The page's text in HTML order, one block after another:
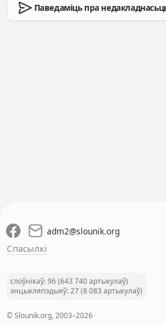
Паведаміць пра
adm2@slounik.org
Спасылкі
слоўнікаў: 96 (643 740 артыкулаў)
энцыкляпэдыяў: 27 (8 083 артыкулаў)
© Slounik.org, 2003–2026